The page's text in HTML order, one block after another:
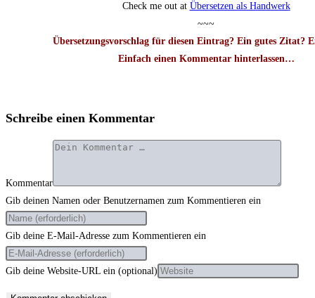
Check me out at Über­set­zen als Handwerk
~~~
Über­set­zungs­vor­schlag für die­sen Ein­trag? Ein gutes Zitat?
Ein­fach einen Kom­men­tar hin­ter­las­sen…
Schreibe einen Kommentar
Kommentar
Gib deinen Namen oder Benutzernamen zum Kommentieren ein
Gib deine E-Mail-Adresse zum Kommentieren ein
Gib deine Website-URL ein (optional)